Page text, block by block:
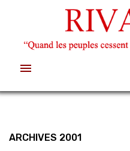

ARCHIVES 2001